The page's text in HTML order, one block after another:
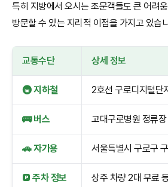
특히 지방에서 오시는 조문객들도 큰 어려움
방문할 수 있는 지리적 이점을 가지고 있습
교통수단 상세 정보
🚇 지하철 2호선 구로디지털단
🚌 버스 고대구로병원 정류
🚗 자가용 서울특별시 구로구
🅿️ 주차 정보 상주 차량 2대 무료